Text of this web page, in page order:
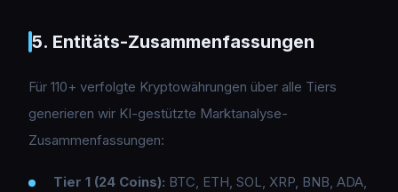
5. Entitäts-Zusammenfassungen
Für 110+ verfolgte Kryptowährungen über alle Tiers
generieren wir KI-gestützte Marktanalyse-
Zusammenfassungen:
Tier 1 (24 Coins): BTC, ETH, SOL, XRP, BNB, ADA,